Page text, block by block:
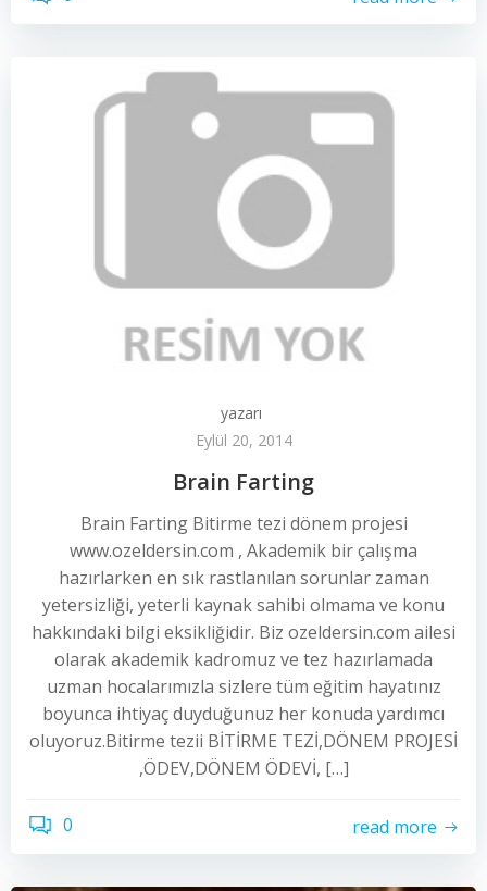
yazarı
Eylül 20, 2014
Brain Farting
Brain Farting Bitirme tezi dönem projesi
www.ozeldersin.com , Akademik bir çalışma
hazırlarken en sık rastlanılan sorunlar zaman
yetersizliği, yeterli kaynak sahibi olmama ve konu
hakkındaki bilgi eksikliğidir. Biz ozeldersin.com ailesi
olarak akademik kadromuz ve tez hazırlamada
uzman hocalarımızla sizlere tüm eğitim hayatınız
boyunca ihtiyaç duyduğunuz her konuda yardımcı
oluyoruz.Bitirme tezii BİTİRME TEZİ,DÖNEM PROJESİ
,ÖDEV,DÖNEM ÖDEVİ, […]
0 read more